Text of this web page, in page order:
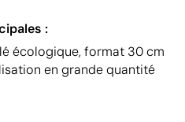
:
écologique, format 30 cm
en grande quantité